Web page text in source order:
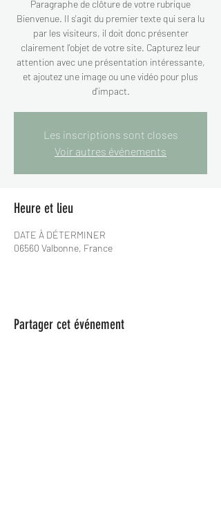
Paragraphe de clôture de votre rubrique
Bienvenue. Il s'agit du premier texte qui sera lu
par les visiteurs, il doit donc présenter
clairement l'objet de votre site. Capturez leur
attention avec une présentation intéressante,
et ajoutez une image ou une vidéo pour plus
d'impact.
Les inscriptions sont closes
Voir autres événements
Heure et lieu
DATE À DÉTERMINER
06560 Valbonne, France
Partager cet événement